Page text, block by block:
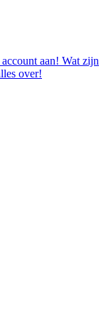
aan! Wat zijn
over!